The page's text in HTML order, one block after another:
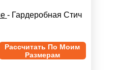
- Гардеробная Стич
Рассчитать По Моим
Размерам